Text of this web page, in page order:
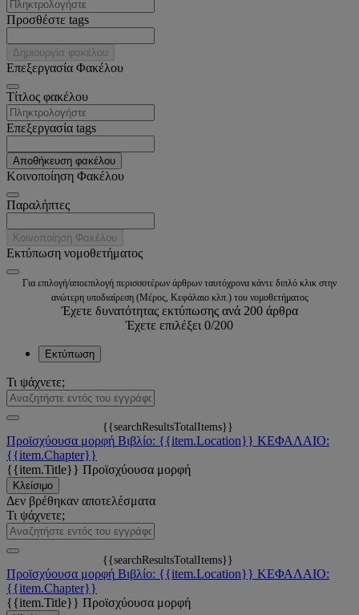
Προσθέστε tags
Δημιουργία φακέλου
Επεξεργασία Φακέλου
Tίτλος φακέλου
Επεξεργασία tags
Αποθήκευση φακέλου
Κοινοποίηση Φακέλου
Παραλήπτες
Κοινοποίηση Φακέλου
Εκτύπωση νομοθετήματος
Για επιλογή/αποεπιλογή περισσοτέρων άρθρων ταυτόχρονα κάντε διπλό κλικ στην
ανώτερη υποδιαίρεση (Μέρος, Κεφάλαιο κλπ.) του νομοθετήματος
Έχετε δυνατότητας εκτύπωσης ανά 200 άρθρα
Έχετε επιλέξει 0/200
Εκτύπωση
Τι ψάχνετε;
{{searchResultsTotalItems}}
Προϊσχύουσα μορφή Βιβλίο: {{item.Location}} ΚΕΦΑΛΑΙΟ:
{{item.Chapter}}
{{item.Title}} Προϊσχύουσα μορφή
Κλείσιμο
Δεν βρέθηκαν αποτελέσματα
Τι ψάχνετε;
{{searchResultsTotalItems}}
Προϊσχύουσα μορφή Βιβλίο: {{item.Location}} ΚΕΦΑΛΑΙΟ:
{{item.Chapter}}
{{item.Title}} Προϊσχύουσα μορφή